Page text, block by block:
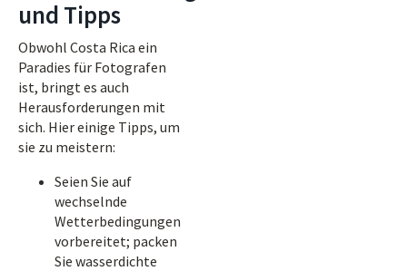
und Tipps
Obwohl Costa Rica ein
Paradies für Fotografen
ist, bringt es auch
Herausforderungen mit
sich. Hier einige Tipps, um
sie zu meistern:
Seien Sie auf
wechselnde
Wetterbedingungen
vorbereitet; packen
Sie wasserdichte